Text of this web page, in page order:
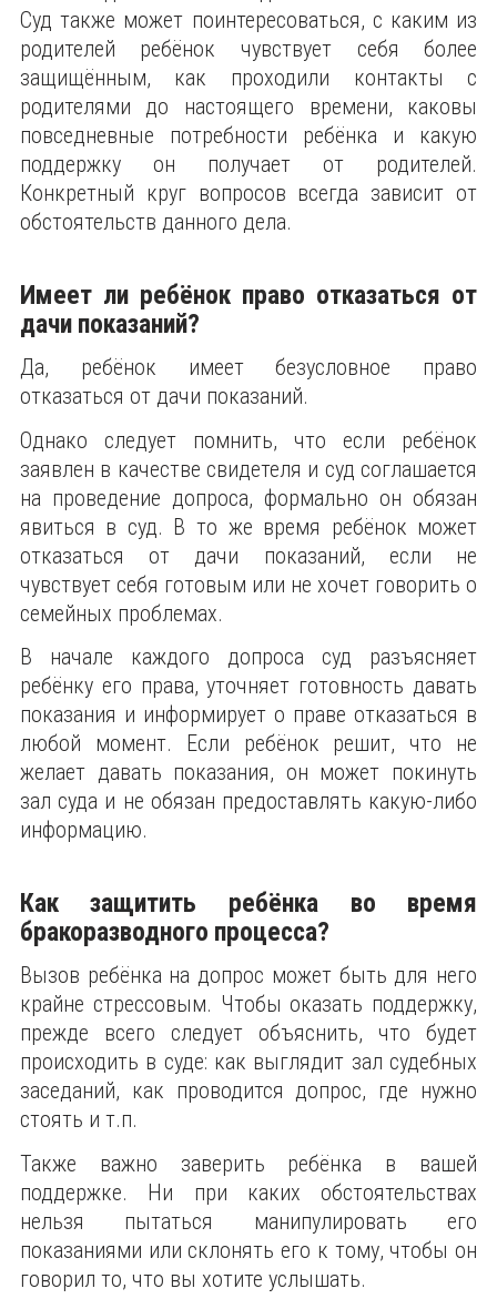
Суд также может поинтересоваться, с каким из
родителей ребёнок чувствует себя более
защищённым, как проходили контакты с
родителями до настоящего времени, каковы
повседневные потребности ребёнка и какую
поддержку он получает от родителей.
Конкретный круг вопросов всегда зависит от
обстоятельств данного дела.
Имеет ли ребёнок право отказаться от
дачи показаний?
Да, ребёнок имеет безусловное право
отказаться от дачи показаний.
Однако следует помнить, что если ребёнок
заявлен в качестве свидетеля и суд соглашается
на проведение допроса, формально он обязан
явиться в суд. В то же время ребёнок может
отказаться от дачи показаний, если не
чувствует себя готовым или не хочет говорить о
семейных проблемах.
В начале каждого допроса суд разъясняет
ребёнку его права, уточняет готовность давать
показания и информирует о праве отказаться в
любой момент. Если ребёнок решит, что не
желает давать показания, он может покинуть
зал суда и не обязан предоставлять какую-либо
информацию.
Как защитить ребёнка во время
бракоразводного процесса?
Вызов ребёнка на допрос может быть для него
крайне стрессовым. Чтобы оказать поддержку,
прежде всего следует объяснить, что будет
происходить в суде: как выглядит зал судебных
заседаний, как проводится допрос, где нужно
стоять и т.п.
Также важно заверить ребёнка в вашей
поддержке. Ни при каких обстоятельствах
нельзя пытаться манипулировать его
показаниями или склонять его к тому, чтобы он
говорил то, что вы хотите услышать.